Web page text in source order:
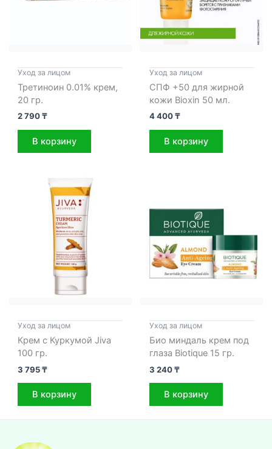
Уход за лицом
Третиноин 0.01% крем,
20 гр.
2 790₸
В корзину
Уход за лицом
СПФ +50 для жирной
кожи Bioxin 50 мл.
4 400₸
В корзину
Уход за лицом
Крем с Куркумой Jiva
100 гр.
3 795₸
В корзину
Уход за лицом
Био миндаль крем под
глаза Biotique 15 гр.
3 240₸
В корзину